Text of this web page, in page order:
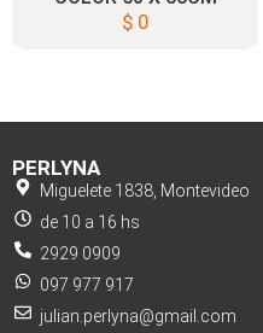
$0
PERLYNA
Miguelete 1838, Montevideo
de 10 a 16 hs
2929 0909
097 977 917
julian.perlyna@gmail.com